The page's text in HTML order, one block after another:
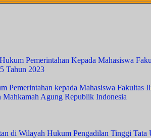
Pemerintahan Kepada Mahasiswa
Tahun 2023
Pemerintahan kepada Mahasiswa
Mahkamah Agung Republik Indonesia
di Wilayah Hukum Pengadilan Tinggi